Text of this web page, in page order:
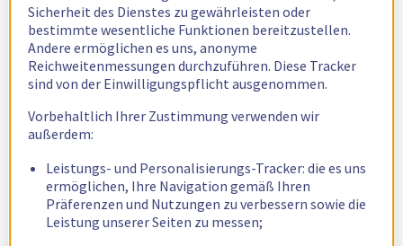
Sicherheit des Dienstes zu gewährleisten oder
bestimmte wesentliche Funktionen bereitzustellen.
Andere ermöglichen es uns, anonyme
Reichweitenmessungen durchzuführen. Diese Tracker
sind von der Einwilligungspflicht ausgenommen.
Vorbehaltlich Ihrer Zustimmung verwenden wir
außerdem:
Leistungs- und Personalisierungs-Tracker: die es uns
ermöglichen, Ihre Navigation gemäß Ihren
Präferenzen und Nutzungen zu verbessern sowie die
Leistung unserer Seiten zu messen;